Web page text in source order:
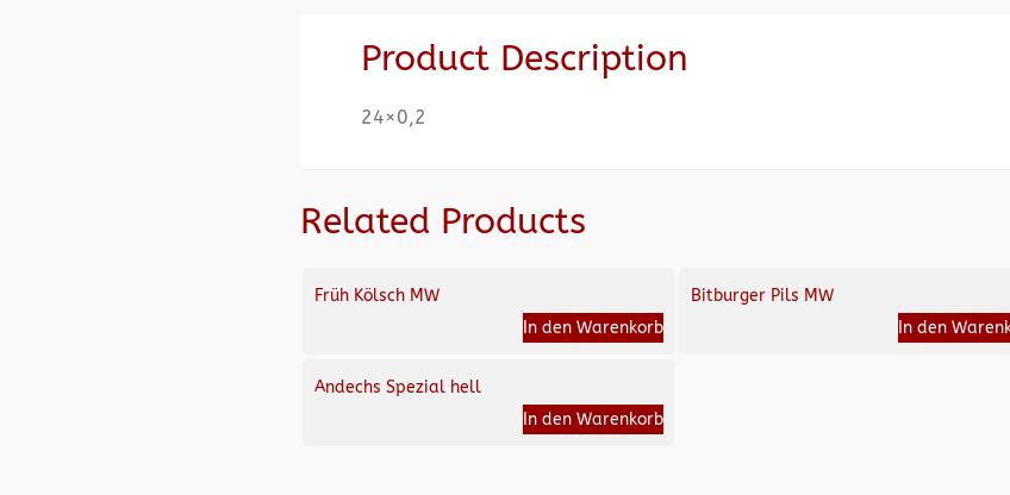
Product Description
24×0,2
Related Products
Früh Kölsch MW
In den Warenkorb
Bitburger Pils MW
In den
Andechs Spezial hell
In den Warenkorb